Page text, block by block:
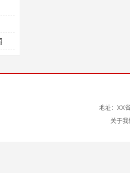
地址：XX
关于我